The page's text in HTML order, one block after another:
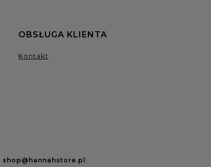
OBSŁUGA KLIENTA
Kontakt
shop@hannahstore.pl